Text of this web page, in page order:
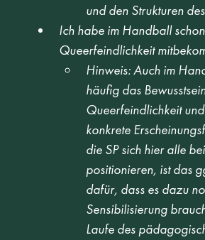
und den Strukturen
Ich habe im Handball
Queerfeindlichkeit
Hinweis: Auch im
häufig das
Queerfeindlichkeit
konkrete
die SP sich hier alle
positionieren, ist das
dafür, dass es dazu
Sensibilisierung
Laufe des